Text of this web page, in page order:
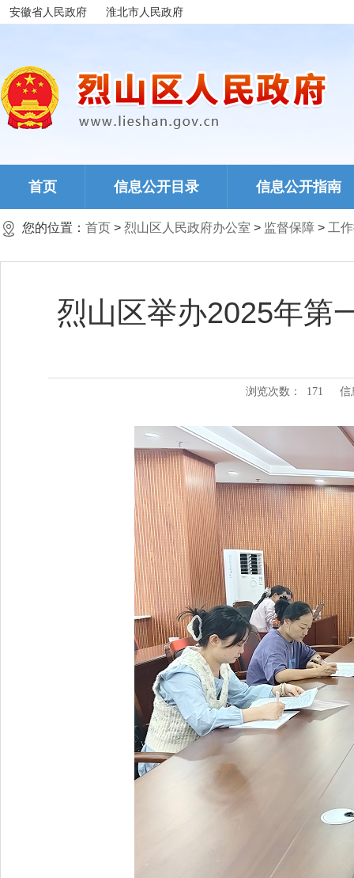
安徽省人民政府 淮北市人民政府
首页 信息公开目录 信息公开指南
您的位置： 首页 > 烈山区人民政府办公室 > 监督保障 > 工
烈山区举办2025年第
浏览次数： 171 信